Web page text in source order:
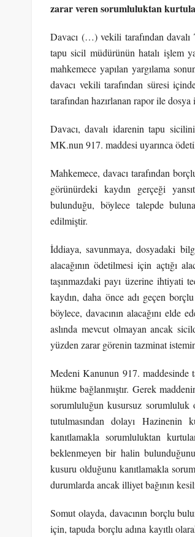
zarar veren sorumluluktan
Davacı (…) vekili tarafından
tapu sicil müdürünün hatalı işlem
mahkemece yapılan yargılama
davacı vekili tarafından süresi
tarafından hazırlanan rapor ile
Davacı, davalı idarenin tapu
MK.nun 917. maddesi uyarınca
Mahkemece, davacı tarafından
görünürdeki kaydın gerçeği
bulunduğu, böylece talepde
edilmiştir.
İddiaya, savunmaya, dosyadaki
alacağının ödetilmesi için açtığı
taşınmazdaki payı üzerine ihtiyati
kaydın, daha önce adı geçen
böylece, davacının alacağını elde
aslında mevcut olmayan ancak
yüzden zarar görenin tazminat
Medeni Kanunun 917. maddesinde
hükme bağlanmıştır. Gerek
sorumluluğun kusursuz
tutulmasından dolayı Hazinenin
kanıtlamakla sorumluluktan
beklenmeyen bir halin
kusuru olduğunu kanıtlamakla
durumlarda ancak illiyet bağının
Somut olayda, davacının borçlu
için, tapuda borçlu adına kayıtlı